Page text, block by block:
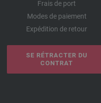
Frais de port
Modes de paiement
Expédition de retour
SE RÉTRACTER DU
CONTRAT